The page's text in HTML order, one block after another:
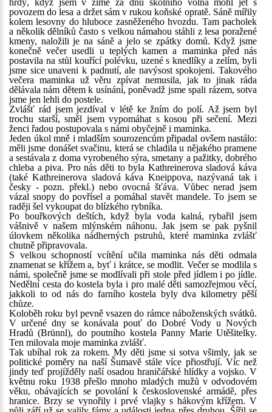
hrdý, když jsem v zimě za dnů školního volna mohl jet s
povozem do lesa a držet sám v rukou koňské opratě. Sáně mířily
kolem lesovny do hluboce zasněženého hvozdu. Tam pacholek
a několik dělníků často s velkou námahou stáhli z lesa poražené
kmeny, naložili je na sáně a jelo se zpátky domů. Když jsme
konečně večer usedli u teplých kamen a maminka před nás
postavila na stůl kouřící polévku, uzené s knedlíky a zelím, byli
jsme sice unaveni k padnutí, ale navýsost spokojeni. Takového
večera maminka už věru zpívat nemusila, jak to jinak ráda
dělávala nám dětem k usínání, poněvadž jsme spali rázem, sotva
jsme jen lehli do postele.
Zvlášť rád jsem jezdíval v létě ke žním do polí. Až jsem byl
trochu starší, směl jsem vypomáhat s kosou při sečení. Mezi
ženci řadou postupovala s námi obyčejně i maminka.
Jeden úkol mně i mladším sourozencům připadal ovšem nastálo:
měli jsme donášet svačinu, která se chladila u nějakého pramene
a sestávala z doma vyrobeného sýra, smetany a pažitky, dobrého
chleba a piva. Pro nás děti to byla Kathreinerova sladová káva
(také Kathreinerova sladová káva Kneippova, nazývaná tak i
česky - pozn. překl.) nebo ovocná šťáva. Vůbec nerad jsem
vázal snopy do povřísel a pomáhal stavět mandele. To jsem se
raději šel vykoupat do blízkého rybníka.
Po bouřkových deštích, když byla voda kalná, rybařil jsem
vášnivě v našem mlýnském náhonu. Jak jsem se pak pyšnil
úlovkem několika nádherných pstruhů, které maminka zvlášť
chutně připravovala.
S velkou schopností vcítění učila maminka nás děti odmala
znamenat se křížem a, byť i krátce, se modlit. Večer se modlila s
námi, společně jsme se modlívali při stole před jídlem i po jídle.
Nedělní cesta do kostela byla i pro malé děti samozřejmou věcí,
jakkoli to od nás do farního kostela byly dva kilometry pěší
chůze.
Koloběh roku byl pevně vsazen do rámce náboženských svátků.
V určené dny se konávala pouť do Dobré Vody u Nových
Hradů (Brünnl), do poutního kostela Panny Marie Utěšitelky.
Ten milovala moje maminka zvlášť.
Tak ubíhal rok za rokem. My děti jsme si sotva všimly, jak se
politické poměry na naší Šumavě stále více přiostřují. Víc než
jindy teď projížděly naší osadou hraničářské hlídky a vojsko. V
květnu roku 1938 přešlo mnoho mladých mužů v odvodovém
věku, obávajících se povolání k československé armádě, přes
hranice. Brzy se vynořily i prvé vlajky s hákovým křížem. V